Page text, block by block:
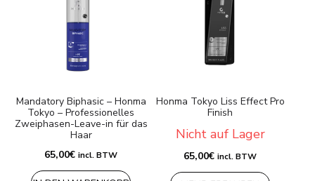
Mandatory Biphasic – Honma
Tokyo – Professionelles
Zweiphasen-Leave-in für das
Haar
65,00€ incl. BTW
Honma Tokyo Liss Effect Pro
Finish
Nicht auf Lager
65,00€ incl. BTW